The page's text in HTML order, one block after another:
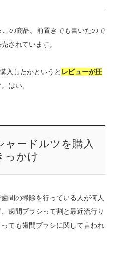
の商品。前置きでも書いたので
されています。
入したかというと レビューが圧
はい。
ャードルツを購入
っかけ
間の掃除を行っている人が何人
歯間ブラシって割と最近流行り
ても歯間ブラシに関して言われ